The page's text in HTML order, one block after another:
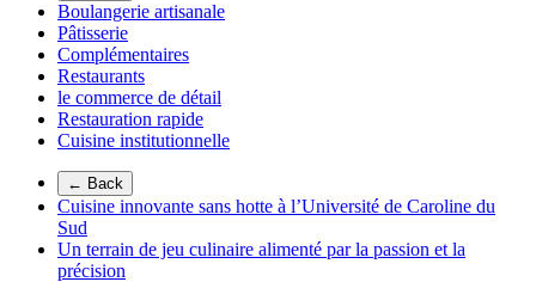
Boulangerie artisanale
Pâtisserie
Complémentaires
Restaurants
le commerce de détail
Restauration rapide
Cuisine institutionnelle
← Back
Cuisine innovante sans hotte à l’Université de Caroline du
Sud
Un terrain de jeu culinaire alimenté par la passion et la
précision